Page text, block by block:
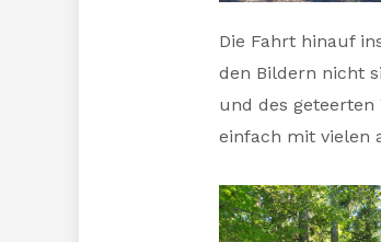
Die Fahrt hinauf
den Bildern nicht
und des
einfach mit vielen